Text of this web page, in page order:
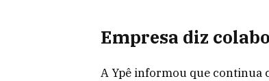
Empresa diz
A Ypê informou que continua